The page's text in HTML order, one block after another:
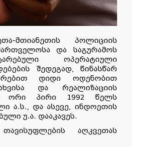
მთიანეთის პოლიციის
და საგურამოს
ოპერატიული
შედეგად, წინასწარ
დიდი ოდენობით
და რეალიზაციის
ორი პირი 1992 წელს
ა.ს., და ასევე, ინდოეთის
უ.ა. დააკავეს.
აღკვეთას